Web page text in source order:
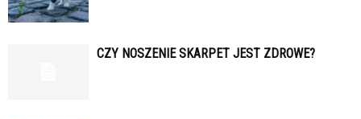
CZY NOSZENIE SKARPET JEST ZDROWE?